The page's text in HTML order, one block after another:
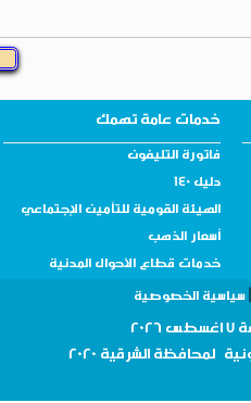
خدمات عامة تهمك
فاتورة التليفون
دليل 140
الهيئة القومية للتأمين الإجتماعي
أسعار الذهب
خدمات قطاع الأحوال المدنية
الخصوصية
لمحافظةالشرقية 2020